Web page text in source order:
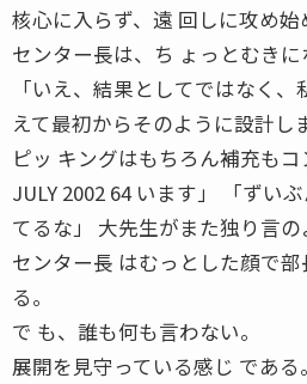
核心に入らず、遠 回しに攻め始
センター長は、ち ょっとむきに
「いえ、結果としてではなく
えて最初からそのように設計し
ピッ キングはもちろん補充も
JULY 2002 64 います」 「ずい
てるな」 大先生がまた独り言の
センター長 はむっとした顔で
る。
で も、誰も何も言わない。
展開を見守っている感じ である。